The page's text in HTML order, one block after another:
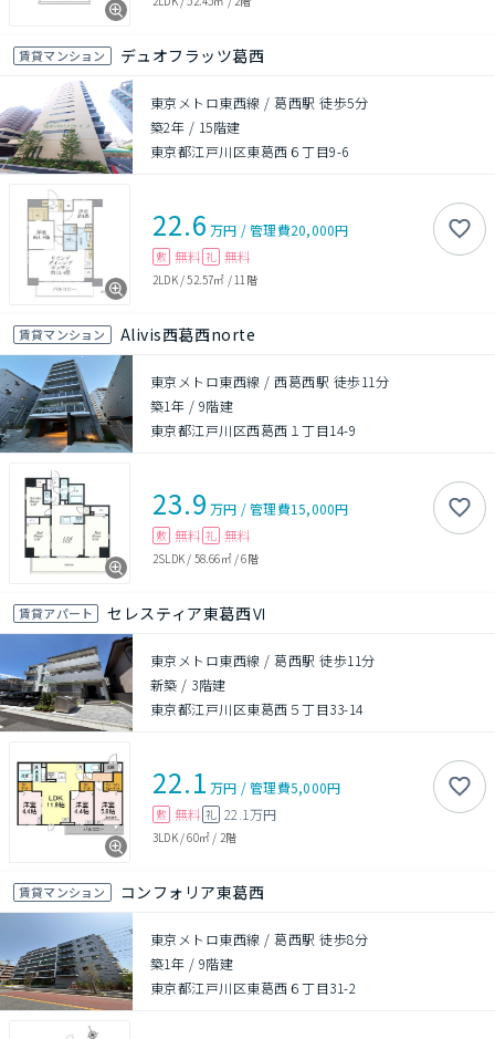
賃貸マンション デュオフラッツ葛西
東京メトロ東西線 / 葛西駅 徒歩5分
築2年 / 15階建
東京都江戸川区東葛西６丁目9-6
22.6 万円 /管理費20,000円
敷 無料 礼 無料
2LDK/52.57㎡ / 11階
賃貸マンション Alivis西葛西norte
東京メトロ東西線 / 西葛西駅 徒歩11分
築1年 / 9階建
東京都江戸川区西葛西１丁目14-9
23.9 万円 /管理費15,000円
敷 無料 礼 無料
2SLDK / 58.66㎡/6階
賃貸アパート セレスティア東葛西Ⅵ
東京メトロ東西線 / 葛西駅 徒歩11分
新築 / 3階建
東京都江戸川区東葛西５丁目33-14
22.1 万円 /管理費5,000円
敷 無料 礼 22.1万円
3LDK/60㎡ / 2階
賃貸マンション コンフォリア東葛西
東京メトロ東西線 / 葛西駅 徒歩8分
築1年 / 9階建
東京都江戸川区東葛西６丁目31-2